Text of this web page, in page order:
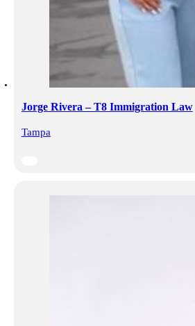
Jorge Rivera – T8 Immigration Law
Tampa